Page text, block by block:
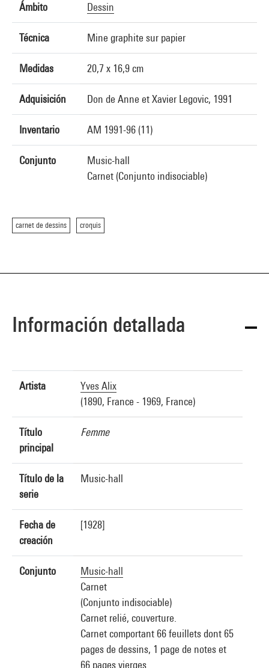
Ámbito Dessin
Técnica Mine graphite sur papier
Medidas 20,7 x 16,9 cm
Adquisición Don de Anne et Xavier Legovic, 1991
Inventario AM 1991-96 (11)
Conjunto
Music-hall
Carnet (Conjunto indisociable)
carnet de dessins croquis
Información detallada
Artista
Yves Alix
(1890, France - 1969, France)
Título
principal
Femme
Título de la
serie
Music-hall
Fecha de
creación
[1928]
Conjunto
Music-hall
Carnet
(Conjunto indisociable)
Carnet relié, couverture.
Carnet comportant 66 feuillets dont 65
pages de dessins, 1 page de notes et
66 pages vierges.